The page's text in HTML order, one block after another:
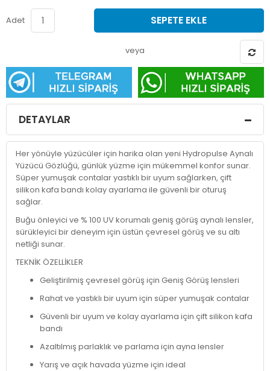
Adet SEPETE EKLE
veya
DETAYLAR
Her yönüyle yüzücüler için harika olan yeni Hydropulse Aynalı
Yüzücü Gözlüğü, günlük yüzme için mükemmel konfor sunar.
Süper yumuşak contalar yastıklı bir uyum sağlarken, çift
silikon kafa bandı kolay ayarlama ile güvenli bir oturuş
sağlar.
Buğu önleyici ve % 100 UV korumalı geniş görüş aynalı lensler,
sürükleyici bir deneyim için üstün çevresel görüş ve su altı
netliği sunar.
TEKNİK ÖZELLİKLER
Geliştirilmiş çevresel görüş için Geniş Görüş lensleri
Rahat ve yastıklı bir uyum için süper yumuşak contalar
Güvenli bir uyum ve kolay ayarlama için çift silikon kafa
bandı
Azaltılmış parlaklık ve parlama için ayna lensler
Yarış ve açık havada yüzme için ideal